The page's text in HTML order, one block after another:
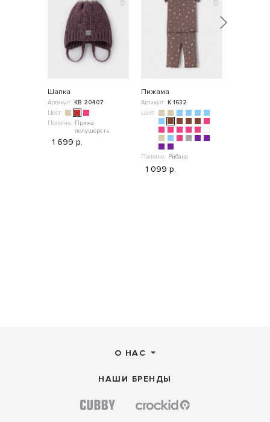
Шапка
Артикул: КВ 20407
Цвет:
Полотно: Пряжа
полушерсть
1 699 р.
Пижама
Артикул: К 1632
Цвет:
Полотно: Рибана
1 099 р.
О НАС
НАШИ БРЕНДЫ